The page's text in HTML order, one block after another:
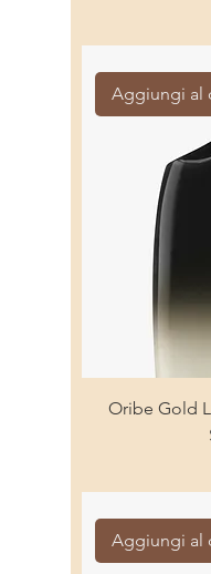
Aggiungi al
Oribe Gold
Aggiungi al